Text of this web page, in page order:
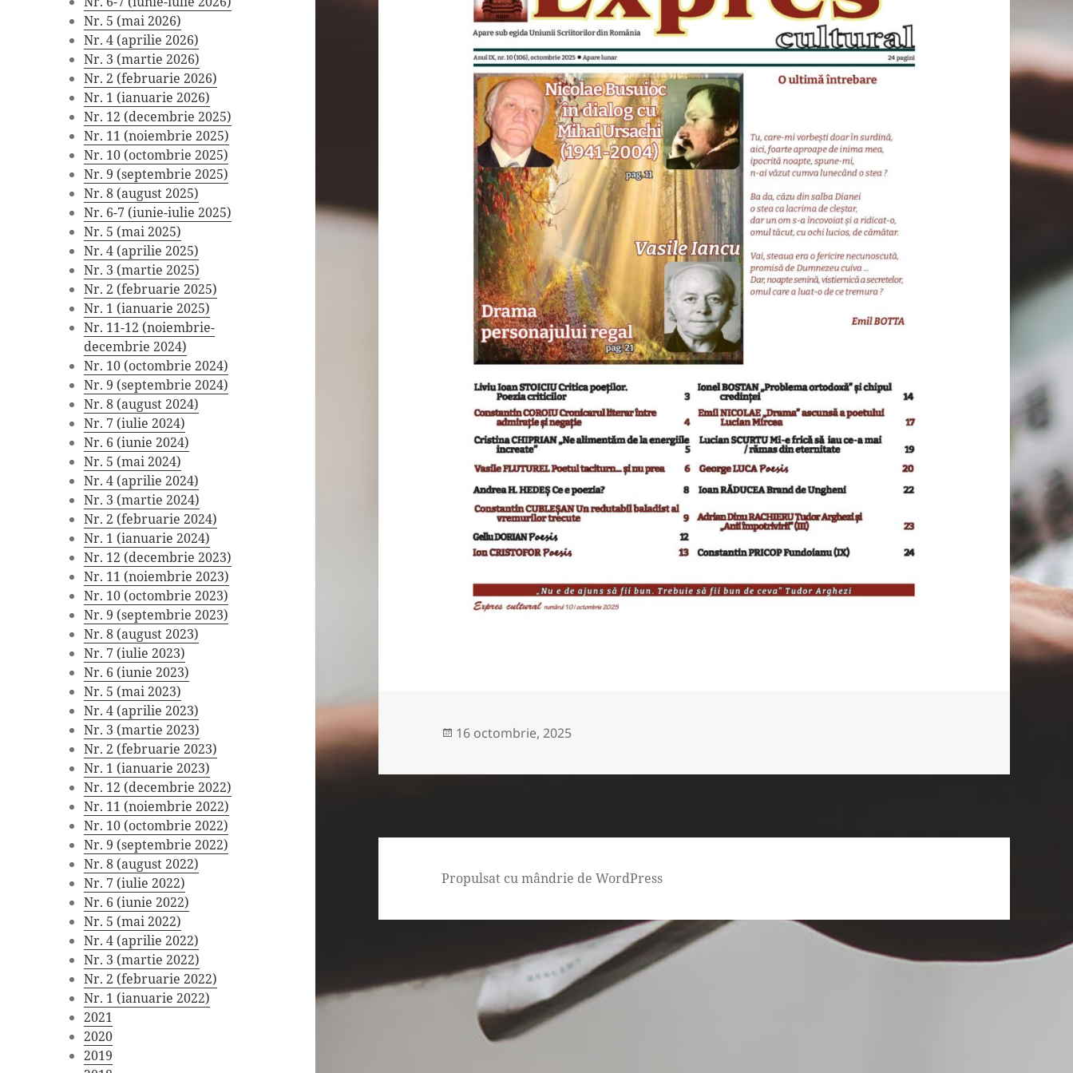
Nr. 5 (mai 2026)
Nr. 4 (aprilie 2026)
Nr. 3 (martie 2026)
Nr. 2 (februarie 2026)
Nr. 1 (ianuarie 2026)
Nr. 12 (decembrie 2025)
Nr. 11 (noiembrie 2025)
Nr. 10 (octombrie 2025)
Nr. 9 (septembrie 2025)
Nr. 8 (august 2025)
Nr. 6-7 (iunie-iulie 2025)
Nr. 5 (mai 2025)
Nr. 4 (aprilie 2025)
Nr. 3 (martie 2025)
Nr. 2 (februarie 2025)
Nr. 1 (ianuarie 2025)
Nr. 11-12 (noiembrie-
decembrie 2024)
Nr. 10 (octombrie 2024)
Nr. 9 (septembrie 2024)
Nr. 8 (august 2024)
Nr. 7 (iulie 2024)
Nr. 6 (iunie 2024)
Nr. 5 (mai 2024)
Nr. 4 (aprilie 2024)
Nr. 3 (martie 2024)
Nr. 2 (februarie 2024)
Nr. 1 (ianuarie 2024)
Nr. 12 (decembrie 2023)
Nr. 11 (noiembrie 2023)
Nr. 10 (octombrie 2023)
Nr. 9 (septembrie 2023)
Nr. 8 (august 2023)
Nr. 7 (iulie 2023)
Nr. 6 (iunie 2023)
Nr. 5 (mai 2023)
Nr. 4 (aprilie 2023)
Nr. 3 (martie 2023)
Nr. 2 (februarie 2023)
Nr. 1 (ianuarie 2023)
Nr. 12 (decembrie 2022)
Nr. 11 (noiembrie 2022)
Nr. 10 (octombrie 2022)
Nr. 9 (septembrie 2022)
Nr. 8 (august 2022)
Nr. 7 (iulie 2022)
Nr. 6 (iunie 2022)
Nr. 5 (mai 2022)
Nr. 4 (aprilie 2022)
Nr. 3 (martie 2022)
Nr. 2 (februarie 2022)
Nr. 1 (ianuarie 2022)
2021
2020
2019
Publicat
16 octombrie, 2025
Propulsat cu mândrie de WordPress